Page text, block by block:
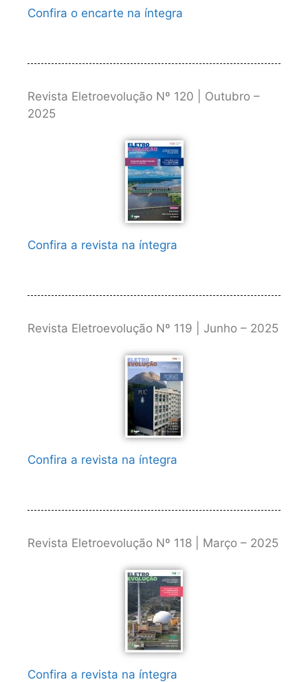
Confira o encarte na íntegra
Revista Eletroevolução Nº 120 | Outubro –
2025
Confira a revista na íntegra
Revista Eletroevolução Nº 119 | Junho – 2025
Confira a revista na íntegra
Revista Eletroevolução Nº 118 | Março – 2025
Confira a revista na íntegra